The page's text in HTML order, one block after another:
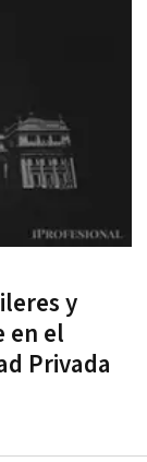
y
en el
Privada